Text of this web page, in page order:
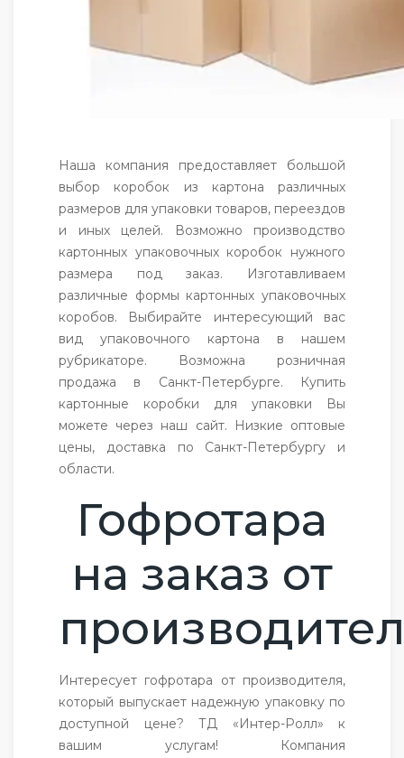
Наша компания предоставляет большой
выбор коробок из картона различных
размеров для упаковки товаров, переездов
и иных целей. Возможно производство
картонных упаковочных коробок нужного
размера под заказ. Изготавливаем
различные формы картонных упаковочных
коробов. Выбирайте интересующий вас
вид упаковочного картона в нашем
рубрикаторе. Возможна розничная
продажа в Санкт-Петербурге. Купить
картонные коробки для упаковки Вы
можете через наш сайт. Низкие оптовые
цены, доставка по Санкт-Петербургу и
области.
Гофротара
на заказ от
Интересует гофротара от производителя,
который выпускает надежную упаковку по
доступной цене? ТД «Интер-Ролл» к
вашим услугам! Компания